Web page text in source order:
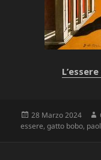
Scritto
il
28 Marzo 2024
essere,gatto bobo,